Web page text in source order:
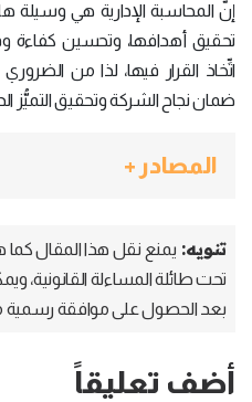
إنَّ المحاسبة الإدارية هي
تحقيق أهدافها، وتحسين كفاءة
اتِّخاذ القرار فيها، لذا من
ضمان نجاح الشركة وتحقيق التميُّز
المصادر +
تنويه: يمنع نقل هذا المقال كما
تحت طائلة المساءلة القانونية،
بعد الحصول على موافقة
أضف تعليقاً